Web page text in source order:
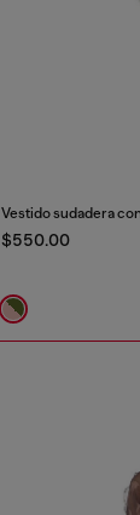
Vestido sudadera
$550.00